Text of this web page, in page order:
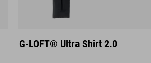
S M L
G-LOFT® Ultra Shirt 2.0